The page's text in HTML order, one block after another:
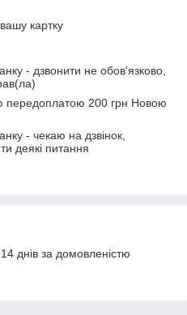
картку
- дзвонити не обов'язково,
передоплатою 200 грн Новою
- чекаю на дзвінок,
деякі питання
днів за домовленістю